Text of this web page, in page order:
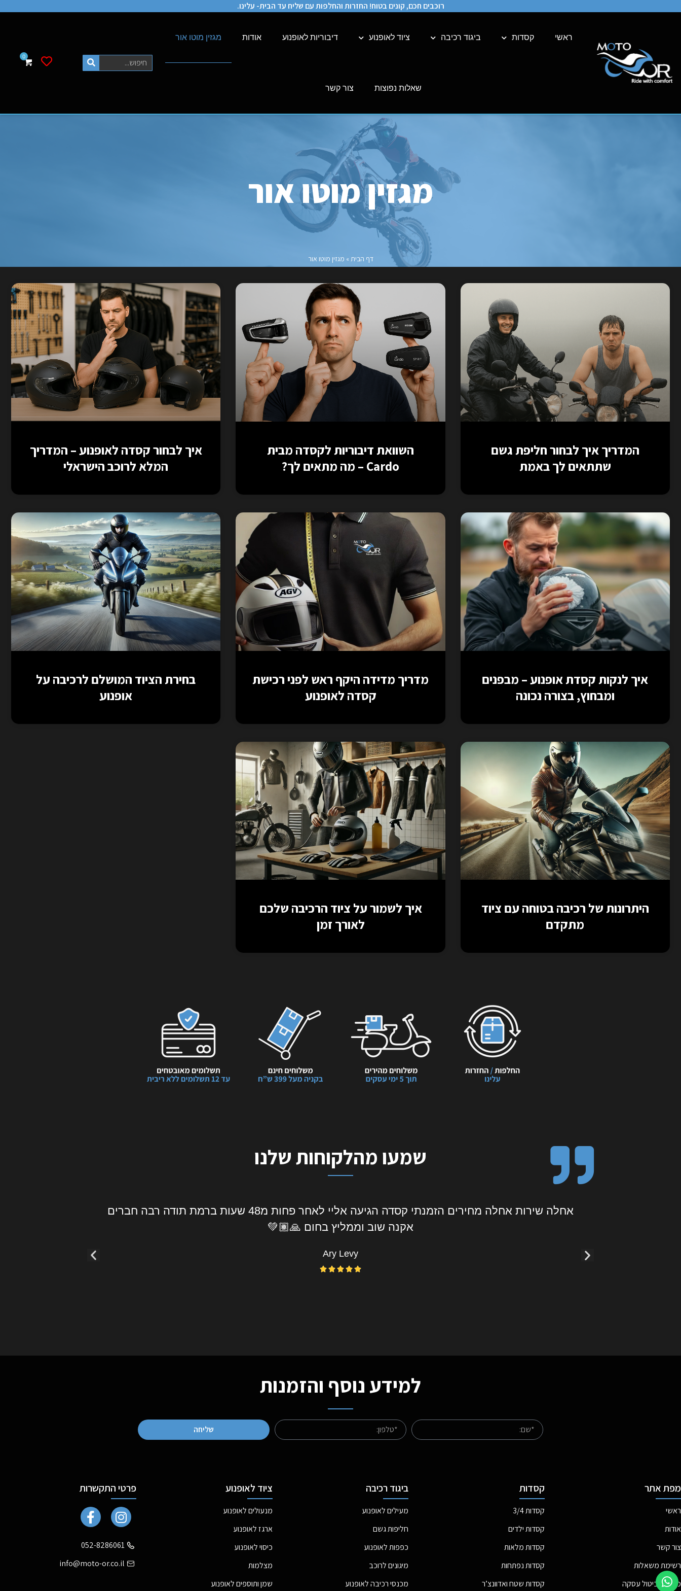
רוכבים חכם, קונים בטוח! החזרות והחלפות עם שליח עד הבית- עלינו.
ראשי קסדות ביגוד רכיבה ציוד לאופנוע דיבוריות לאופנוע אודות מגזין מוטו אור
שאלות נפוצות צור קשר
רשימת
מגזין מוטו אור
דף הבית » מגזין מוטו אור
המדריך איך לבחור חליפת גשם
שתתאים לך באמת
השוואת דיבוריות לקסדה מבית
Cardo – מה מתאים לך?
איך לבחור קסדה לאופנוע – המדריך
המלא לרוכב הישראלי
איך לנקות קסדת אופנוע – מבפנים
ומבחוץ, בצורה נכונה
מדריך מדידה היקף ראש לפני רכישת
קסדה לאופנוע
בחירת הציוד המושלם לרכיבה על
אופנוע
היתרונות של רכיבה בטוחה עם ציוד
מתקדם
איך לשמור על ציוד הרכיבה שלכם
לאורך זמן
שמעו מהלקוחות שלנו
אחלה שירות אחלה מחירים הזמנתי קסדה הגיעה אליי לאחר פחות מ48 שעות ברמת תודה רבה חברים
חוויית קניה מעולה שלחו אליי את המוצר עד מקום העבודה תוך כמה שעות, שודרגתי למוצר טוב יותר
ללא תוספת תשלום וגם כששמעט שהמידה לא התאימה מייד תיאמו משלוח נוסף המון תודה מומלץ
למידע נוסף והזמנות
שליחה
מפת אתר
ראשי
אודות
צור קשר
רשימת משאלות
מדיניות ביטול עסקה
קסדות
קסדות 3/4
קסדות ילדים
קסדות מלאות
קסדות נפתחות
קסדות שטח ואדוונצ’ר
ביגוד רכיבה
מעילים לאופנוע
חליפות גשם
כפפות לאופנוע
מיגונים לרוכב
מכנסי רכיבה לאופנוע
ציוד לאופנוע
מנעולים לאופנוע
ארגז לאופנוע
כיסוי לאופנוע
מצלמות
שמן ותוספים לאופנוע
פרטי התקשרות
052-8286061
info@moto-or.co.il